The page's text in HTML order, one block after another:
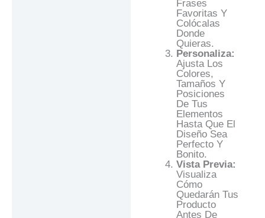
Frases
Favoritas Y
Colócalas
Donde
Quieras.
Personaliza:
Ajusta Los
Colores,
Tamaños Y
Posiciones
De Tus
Elementos
Hasta Que El
Diseño Sea
Perfecto Y
Bonito.
Vista Previa:
Visualiza
Cómo
Quedarán Tus
Producto
Antes De